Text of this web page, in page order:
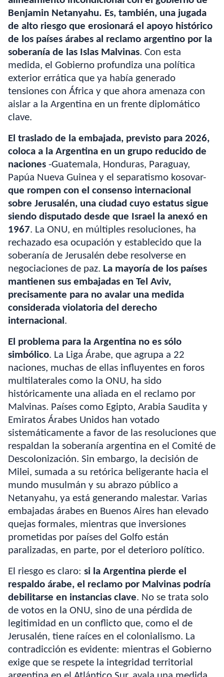
Benjamin Netanyahu. Es, también, una jugada
de alto riesgo que erosionará el apoyo histórico
de los países árabes al reclamo argentino por la
soberanía de las Islas Malvinas. Con esta
medida, el Gobierno profundiza una política
exterior errática que ya había generado
tensiones con África y que ahora amenaza con
aislar a la Argentina en un frente diplomático
clave.
El traslado de la embajada, previsto para 2026,
coloca a la Argentina en un grupo reducido de
naciones -Guatemala, Honduras, Paraguay,
Papúa Nueva Guinea y el separatismo kosovar-
que rompen con el consenso internacional
sobre Jerusalén, una ciudad cuyo estatus sigue
siendo disputado desde que Israel la anexó en
1967. La ONU, en múltiples resoluciones, ha
rechazado esa ocupación y establecido que la
soberanía de Jerusalén debe resolverse en
negociaciones de paz. La mayoría de los países
mantienen sus embajadas en Tel Aviv,
precisamente para no avalar una medida
considerada violatoria del derecho
internacional .
El problema para la Argentina no es sólo
simbólico. La Liga Árabe, que agrupa a 22
naciones, muchas de ellas influyentes en foros
multilaterales como la ONU, ha sido
históricamente una aliada en el reclamo por
Malvinas. Países como Egipto, Arabia Saudita y
Emiratos Árabes Unidos han votado
sistemáticamente a favor de las resoluciones que
respaldan la soberanía argentina en el Comité de
Descolonización. Sin embargo, la decisión de
Milei, sumada a su retórica beligerante hacia el
mundo musulmán y su abrazo público a
Netanyahu, ya está generando malestar. Varias
embajadas árabes en Buenos Aires han elevado
quejas formales, mientras que inversiones
prometidas por países del Golfo están
paralizadas, en parte, por el deterioro político.
El riesgo es claro: si la Argentina pierde el
respaldo árabe, el reclamo por Malvinas podría
debilitarse en instancias clave. No se trata solo
de votos en la ONU, sino de una pérdida de
legitimidad en un conflicto que, como el de
Jerusalén, tiene raíces en el colonialismo. La
contradicción es evidente: mientras el Gobierno
exige que se respete la integridad territorial